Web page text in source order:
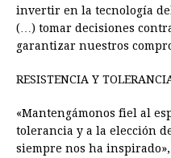
invertir en la tecnología
(…) tomar decisiones
garantizar nuestros
RESISTENCIA Y
«Mantengámonos fiel al
tolerancia y a la elección
siempre nos ha